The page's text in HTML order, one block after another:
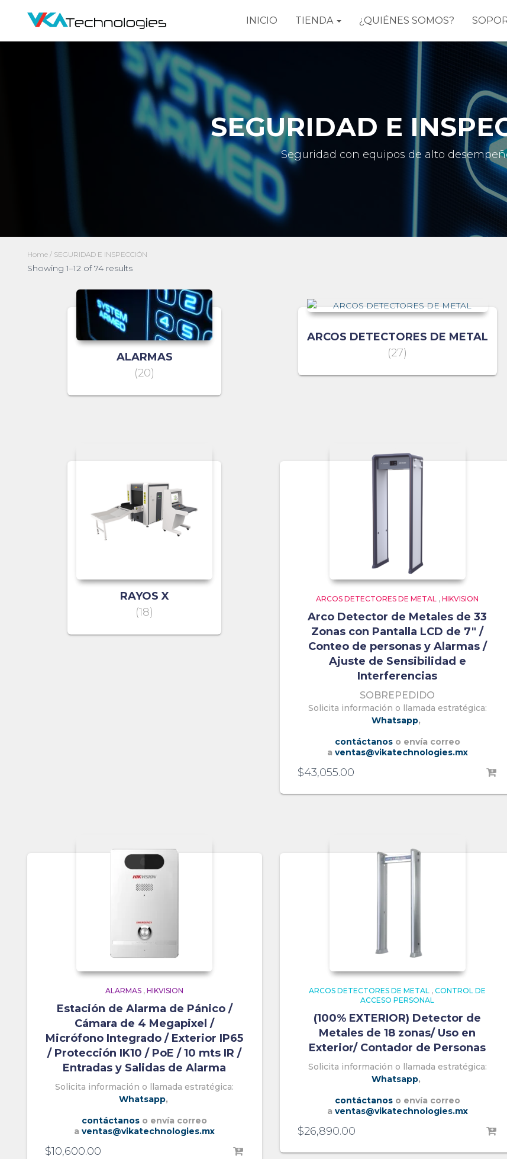
INICIO TIENDA ¿QUIÉNES SOMOS?
SEGURIDAD E
Seguridad con equipos de alto
Home/ SEGURIDAD E INSPECCIÓN
Showing 1–12 of 74 results
ALARMAS
(20)
ARCOS DETECTORES DE METAL
(27)
RAYOS X
(18)
ARCOS DETECTORES DE METAL ,HIKVISION
Arco Detector de Metales de 33
Zonas con Pantalla LCD de 7″ /
Conteo de personas y Alarmas /
Ajuste de Sensibilidad e
Interferencias
SOBREPEDIDO
Solicita información o llamada estratégica:
Whatsapp,
contáctanos o envía correo
a ventas@vikatechnologies.mx
$43,055.00
ALARMAS ,HIKVISION
Estación de Alarma de Pánico /
Cámara de 4 Megapixel /
Micrófono Integrado / Exterior IP65
/ Protección IK10 / PoE / 10 mts IR /
Entradas y Salidas de Alarma
Solicita información o llamada estratégica:
Whatsapp,
contáctanos o envía correo
aventas@vikatechnologies.mx
$10,600.00
ARCOS DETECTORES DE METAL ,CONTROL DE
ACCESO PERSONAL
(100% EXTERIOR) Detector de
Metales de 18 zonas/ Uso en
Exterior/ Contador de Personas
Solicita información o llamada estratégica:
Whatsapp,
contáctanos o envía correo
a ventas@vikatechnologies.mx
$26,890.00